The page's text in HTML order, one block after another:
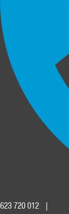
623 720 012